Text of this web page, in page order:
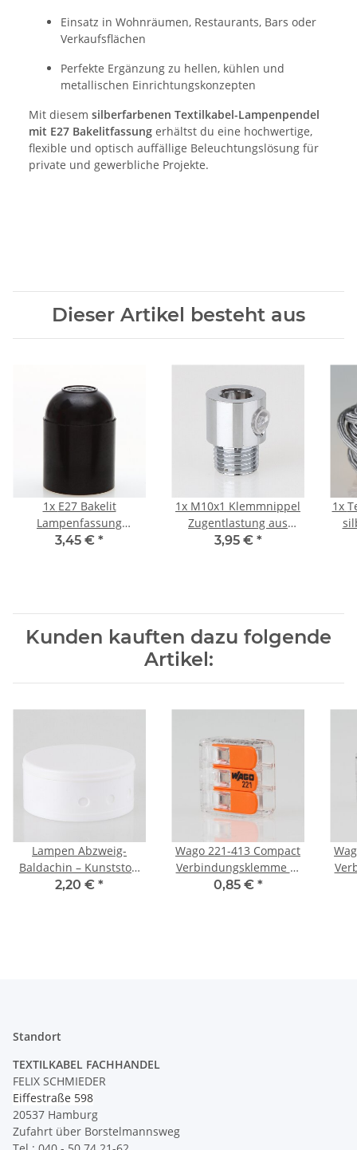
Einsatz in Wohnräumen, Restaurants, Bars oder
Verkaufsflächen
Perfekte Ergänzung zu hellen, kühlen und
metallischen Einrichtungskonzepten
Mit diesem silberfarbenen Textilkabel-Lampenpendel
mit E27 Bakelitfassung erhältst du eine hochwertige,
flexible und optisch auffällige Beleuchtungslösung für
private und gewerbliche Projekte.
Dieser Artikel besteht aus
1x E27 Bakelit
Lampenfassung
Glattmantel schwarz
3,45 € *
1x M10x1 Klemmnippel
Zugentlastung aus
Metall Verchromt mit
3,95 € *
1x
Kunden kauften dazu folgende
Artikel:
Lampen Abzweig-
Baldachin – Kunststoff
weiß, Ø 70 mm, Höhe
2,20 € *
Wago 221-413 Compact
Verbindungsklemme 3-
polig, transparent, für
0,85 € *
Standort
TEXTILKABEL FACHHANDEL
FELIX SCHMIEDER
Eiffestraße 598
20537 Hamburg
Zufahrt über Borstelmannsweg